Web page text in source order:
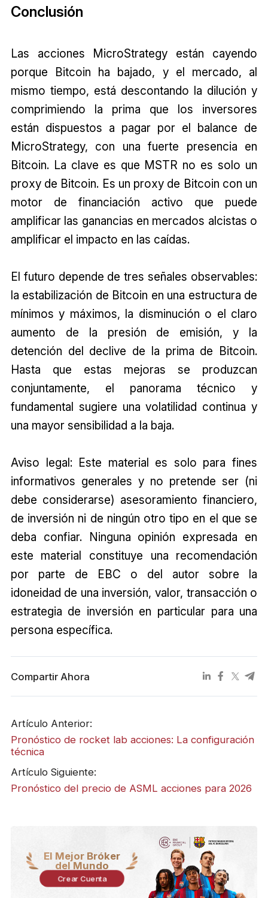
Conclusión
Las acciones MicroStrategy están cayendo
porque Bitcoin ha bajado, y el mercado, al
mismo tiempo, está descontando la dilución y
comprimiendo la prima que los inversores
están dispuestos a pagar por el balance de
MicroStrategy, con una fuerte presencia en
Bitcoin. La clave es que MSTR no es solo un
proxy de Bitcoin. Es un proxy de Bitcoin con un
motor de financiación activo que puede
amplificar las ganancias en mercados alcistas o
amplificar el impacto en las caídas.
El futuro depende de tres señales observables:
la estabilización de Bitcoin en una estructura de
mínimos y máximos, la disminución o el claro
aumento de la presión de emisión, y la
detención del declive de la prima de Bitcoin.
Hasta que estas mejoras se produzcan
conjuntamente, el panorama técnico y
fundamental sugiere una volatilidad continua y
una mayor sensibilidad a la baja.
Aviso legal: Este material es solo para fines
informativos generales y no pretende ser (ni
debe considerarse) asesoramiento financiero,
de inversión ni de ningún otro tipo en el que se
deba confiar. Ninguna opinión expresada en
este material constituye una recomendación
por parte de EBC o del autor sobre la
idoneidad de una inversión, valor, transacción o
estrategia de inversión en particular para una
persona específica.
Compartir Ahora
Artículo Anterior:
Pronóstico de rocket lab acciones: La configuración
técnica
Artículo Siguiente:
Pronóstico del precio de ASML acciones para 2026
El Mejor Bróker
del Mundo
Crear Cuenta